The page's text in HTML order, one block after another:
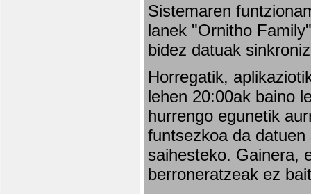
Sistemaren
lanek "Ornitho
bidez datuak
Horregatik,
lehen 20:00ak baino
hurrengo egunetik
funtsezkoa da
saihesteko. Gainera,
berroneratzeak ez